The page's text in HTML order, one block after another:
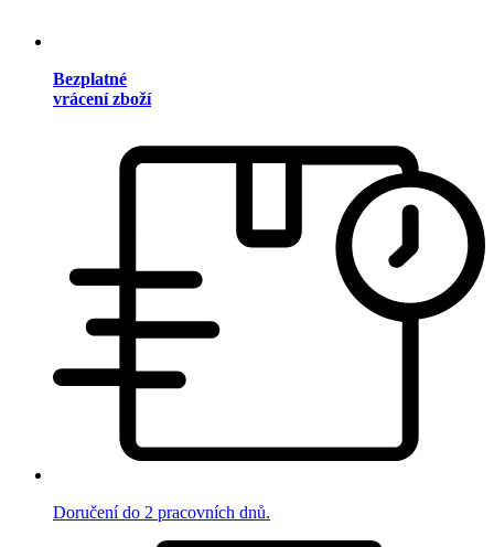
Bezplatné
vrácení zboží
Doručení do 2 pracovních dnů.